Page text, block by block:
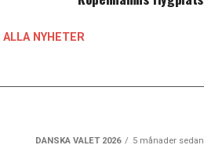
ALLA NYHETER
DANSKA VALET 2026 5 månader sedan